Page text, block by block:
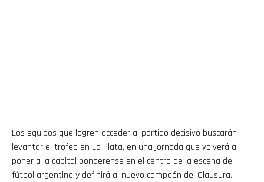
Los equipos que logren acceder al partido decisivo buscarán
levantar el trofeo en La Plata, en una jornada que volverá a
poner a la capital bonaerense en el centro de la escena del
fútbol argentino y definirá al nuevo campeón del Clausura.